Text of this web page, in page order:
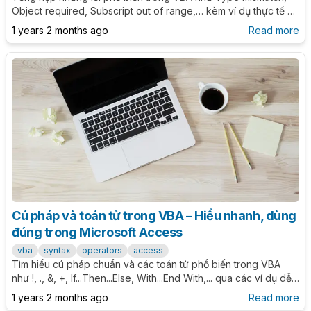
Object required, Subscript out of range,… kèm ví dụ thực tế và
cách xử lý rõ ràng giúp bạn debug hiệu quả và viết code
chính xác hơn.
1 years 2 months ago Read more
Cú pháp và toán tử trong VBA – Hiểu nhanh, dùng
đúng trong Microsoft Access
vba syntax operators access
Tìm hiểu cú pháp chuẩn và các toán tử phổ biến trong VBA
như !, ., &, +, If...Then...Else, With...End With,... qua các ví dụ dễ
hiểu và ứng dụng thực tế trong Microsoft Access.
1 years 2 months ago Read more